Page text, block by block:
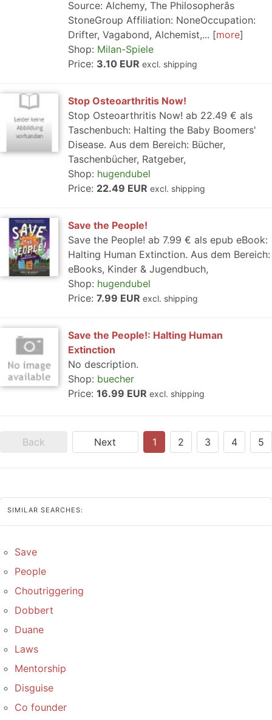
Source: Alchemy, The Philosopherâs
StoneGroup Affiliation: NoneOccupation:
Drifter, Vagabond, Alchemist,...
more
Shop: Milan-Spiele
Price: 3.10 EUR excl. shipping
Stop Osteoarthritis Now!
Stop Osteoarthritis Now! ab 22.49 € als
Taschenbuch: Halting the Baby Boomers'
Disease. Aus dem Bereich: Bücher,
Taschenbücher, Ratgeber,
Shop: hugendubel
Price: 22.49 EUR excl. shipping
Save the People!
Save the People! ab 7.99 € als epub eBook:
Halting Human Extinction. Aus dem Bereich:
eBooks, Kinder & Jugendbuch,
Shop: hugendubel
Price: 7.99 EUR excl. shipping
Save the People!: Halting Human
Extinction
No description.
Shop: buecher
Price: 16.99 EUR excl. shipping
Back Next 1 2 3 4 5
SIMILAR SEARCHES:
Save
People
Choutriggering
Dobbert
Duane
Laws
Mentorship
Disguise
Co founder